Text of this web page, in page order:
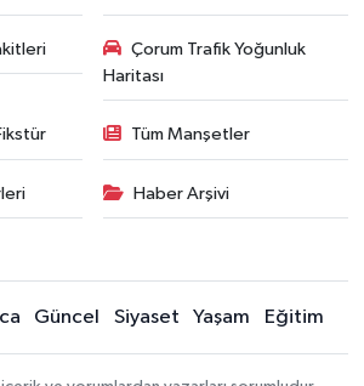
Çorum Trafik Yoğunluk
Haritası
Tüm Manşetler
Haber Arşivi
Güncel Siyaset Yaşam Eğitim